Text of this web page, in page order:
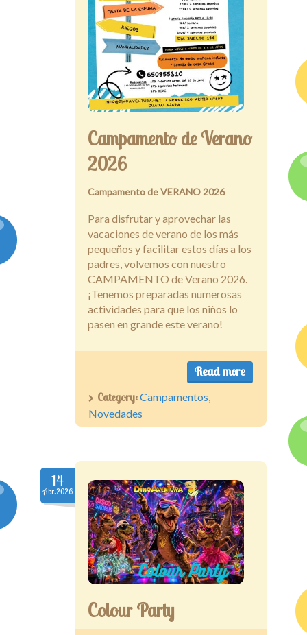
Campamento de Verano
2026
Campamento de VERANO 2026
Para disfrutar y aprovechar las
vacaciones de verano de los más
pequeños y facilitar estos días a los
padres, volvemos con nuestro
CAMPAMENTO de Verano 2026.
¡Tenemos preparadas numerosas
actividades para que los niños lo
pasen en grande este verano!
Read more
Category:Campamentos,
Novedades
14
Abr.2026
Colour Party